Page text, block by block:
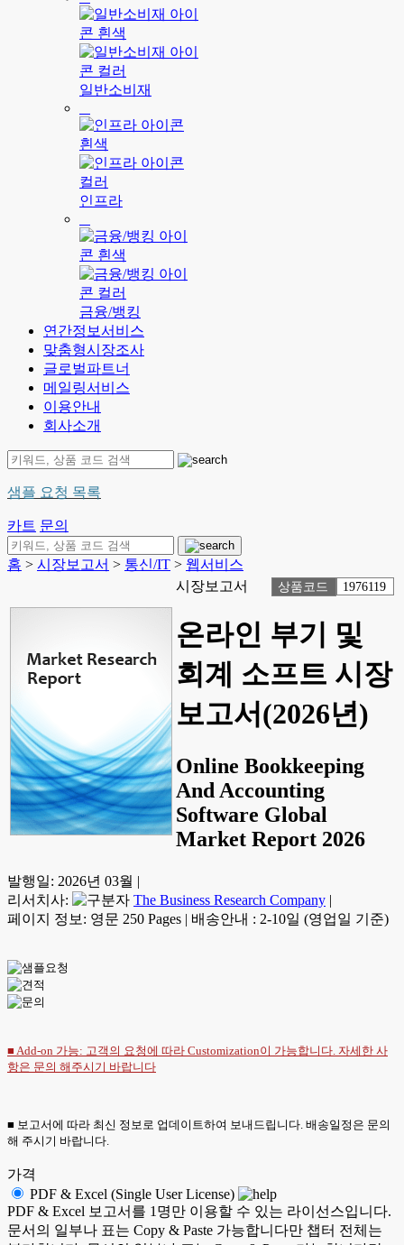
일반소비재
인프라
금융/뱅킹
연간정보서비스
맞춤형시장조사
글로벌파트너
메일링서비스
이용안내
회사소개
샘플 요청 목록
카트 문의
홈 > 시장보고서 > 통신/IT > 웹서비스
시장보고서
상품코드 1976119
온라인 부기 및
회계 소프트 시장
보고서(2026년)
Online Bookkeeping
And Accounting
Software Global
Market Report 2026
발행일: 2026년 03월 |
리서치사:
The Business Research Company |
페이지 정보: 영문 250 Pages | 배송안내 : 2-10일 (영업일 기준)
■ Add-on 가능: 고객의 요청에 따라 Customization이 가능합니다. 자세한 사
항은 문의 해주시기 바랍니다
■ 보고서에 따라 최신 정보로 업데이트하여 보내드립니다. 배송일정은 문의
해 주시기 바랍니다.
가격
PDF & Excel (Single User License)
PDF & Excel 보고서를 1명만 이용할 수 있는 라이선스입니다.
문서의 일부나 표는 Copy & Paste 가능합니다만 챕터 전체는